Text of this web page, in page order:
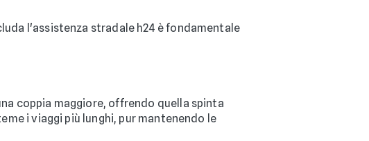
l'assistenza stradale h24 è fondamentale
coppia maggiore, offrendo quella spinta
i viaggi più lunghi, pur mantenendo le